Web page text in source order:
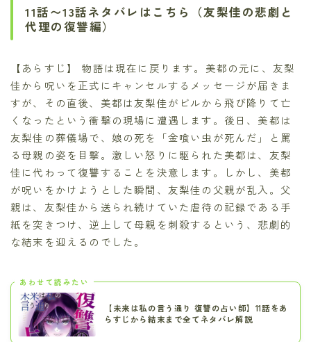
11話〜13話ネタバレはこちら（友梨佳の悲劇と
代理の復讐編）
【あらすじ】 物語は現在に戻ります。美都の元に、友梨
佳から呪いを正式にキャンセルするメッセージが届きま
すが、その直後、美都は友梨佳がビルから飛び降りて亡
くなったという衝撃の現場に遭遇します。後日、美都は
友梨佳の葬儀場で、娘の死を「金喰い虫が死んだ」と罵
る母親の姿を目撃。激しい怒りに駆られた美都は、友梨
佳に代わって復讐することを決意します。しかし、美都
が呪いをかけようとした瞬間、友梨佳の父親が乱入。父
親は、友梨佳から送られ続けていた虐待の記録である手
紙を突きつけ、逆上して母親を刺殺するという、悲劇的
な結末を迎えるのでした。
あわせて読みたい
【未来は私の言う通り 復讐の占い師】11話をあ
らすじから結末まで全てネタバレ解説